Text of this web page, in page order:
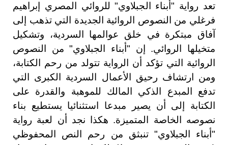
تعد رواية "أبناء الجبلاوي" للروائي المصري إبراهيم
فرغلي من النصوص الروائية الجديدة التي تذهب إلى
آفاق مبتكرة في خلق عوالمها السردية، وتشكيل
متخيلها الروائي. إن "أبناء الجبلاوي" من النصوص
الروائية التي تؤكد أن الرواية تتولد من رحم الكتابة،
ومن ارتشاف رحيق الأعمال السردية الكبرى التي
تدفع المبدع الذكي المالك للموهبة والقدرة على
الكتابة إلى أن يصير مبدعا استثنائيا يستطيع بناء
نصوصه الخاصة المتميزة. هكذا نجد أن لعبة رواية
"أبناء الجبلاوي" تنبثق من رحم النص المحفوظي